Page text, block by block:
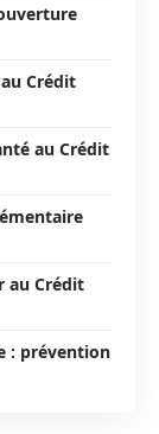
Crédit
au Crédit
au Crédit
: prévention